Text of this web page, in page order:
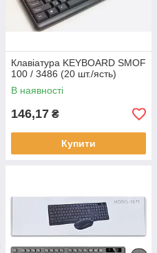
Клавіатура KEYBOARD SMOF
100 / 3486 (20 шт./ясть)
В наявності
146,17 ₴
Купити